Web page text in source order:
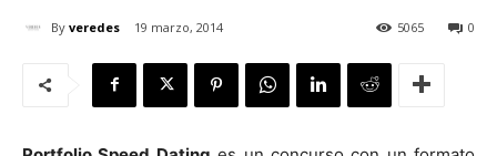
By veredes 19 marzo, 2014 0
5065